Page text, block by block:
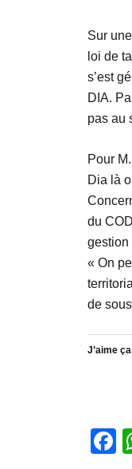
Sur
loi de
s’est
DIA.
pas au
Pour
Dia là
du
gestion
« On
de
J’aime